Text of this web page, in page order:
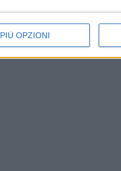
PIÙ OPZIONI